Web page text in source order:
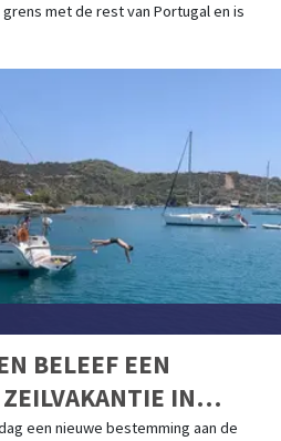
met de rest van Portugal en is
BELEEF EEN
IN
een nieuwe bestemming aan de